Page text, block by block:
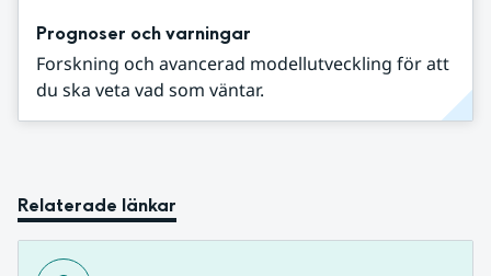
Prognoser och varningar
Forskning och avancerad modellutveckling för att
du ska veta vad som väntar.
Relaterade länkar